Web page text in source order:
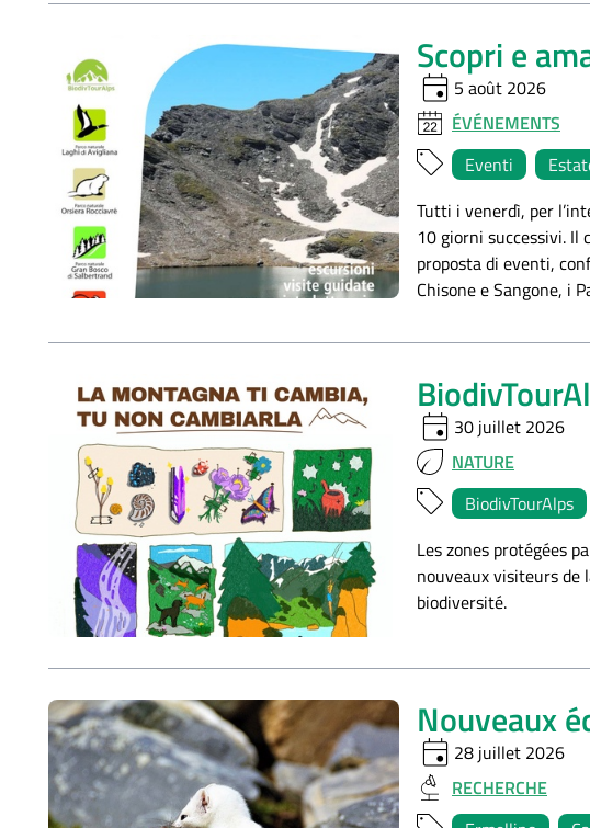
Scopri e
event 5 août 2026
ÉVÉNEMENTS
Eventi
Tutti i venerdì, per
10 giorni successivi.
proposta di eventi,
Chisone e Sangone, i
event 30 juillet 2026
NATURE
BiodivTourAlps
Les zones protégées
nouveaux visiteurs
biodiversité.
Nouveaux
event 28 juillet 2026
RECHERCHE